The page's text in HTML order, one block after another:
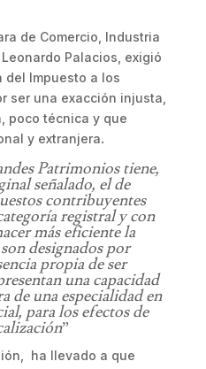
de Comercio, Industria
Palacios, exigió
del Impuesto a los
ser una exacción injusta,
poco técnica y que
y extranjera.
Patrimonios tiene,
señalado, el de
contribuyentes
registral y con
más eficiente la
designados por
propia de ser
una capacidad
de una especialidad en
para los efectos de
”
ha llevado a que